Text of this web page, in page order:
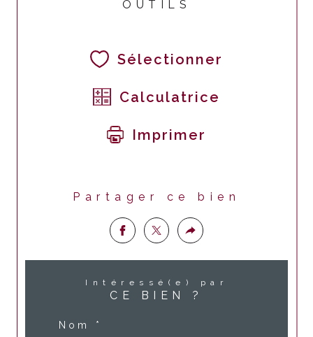
OUTILS
Sélectionner
Calculatrice
Imprimer
Partager ce bien
Intéressé(e) par
CE BIEN ?
Nom *